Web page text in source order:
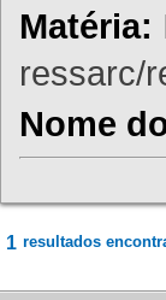
Matéria:
ressarc/
Nome
1 resultados